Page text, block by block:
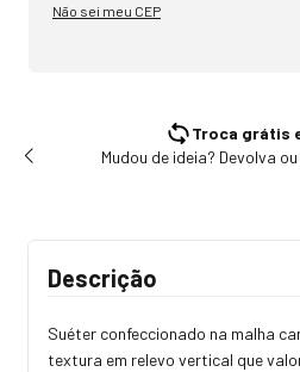
Não sei meu CEP
Troca grátis
Mudou de ideia? Devolva
Descrição
Suéter confeccionado na malha
textura em relevo vertical que